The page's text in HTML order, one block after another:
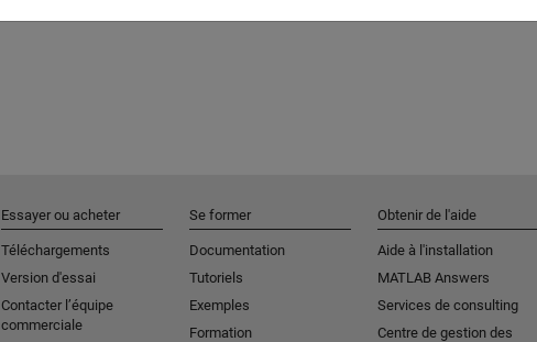
Essayer ou acheter
Téléchargements
Version d'essai
Contacter l’équipe
commerciale
Se former
Documentation
Tutoriels
Exemples
Formation
Obtenir de l'aide
Aide à l'installation
MATLAB Answers
Services de consulting
Centre de gestion des